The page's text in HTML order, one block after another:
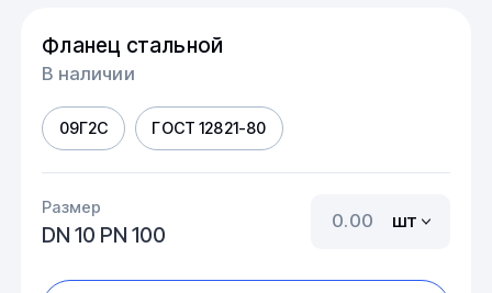
Фланец стальной
В наличии
09Г2С ГОСТ 12821-80
Размер
DN 10 PN 100
шт